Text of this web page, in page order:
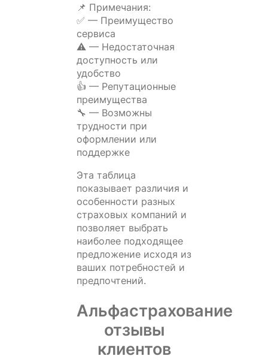
📌 Примечания:
✅ — Преимущество
сервиса
⚠️ — Недостаточная
доступность или
удобство
👍 — Репутационные
преимущества
🔧 — Возможны
трудности при
оформлении или
поддержке
Эта таблица
показывает различия и
особенности разных
страховых компаний и
позволяет выбрать
наиболее подходящее
предложение исходя из
ваших потребностей и
предпочтений.
Альфастрахование
отзывы
клиентов